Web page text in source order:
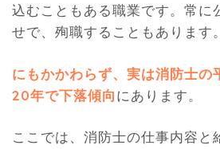
込むこともある職業です。常に
せで、殉職することもあります。
にもかかわらず、実は消防士の
20年で下落傾向にあります。
ここでは、消防士の仕事内容と